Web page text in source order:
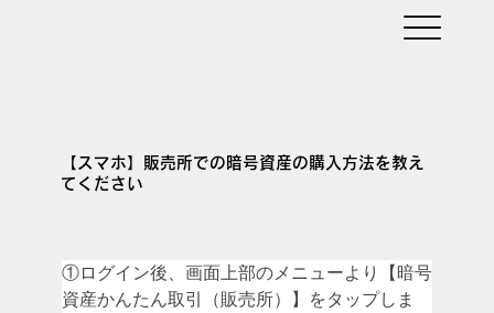
【スマホ】販売所での暗号資産の購入方法を教え
てください
①ログイン後、画面上部のメニューより【暗号
資産かんたん取引（販売所）】をタップしま